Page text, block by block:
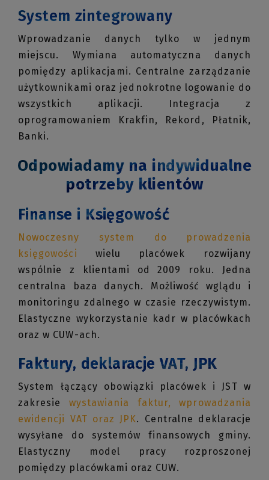
System zintegrowany
Wprowadzanie danych tylko w jednym
miejscu. Wymiana automatyczna danych
pomiędzy aplikacjami. Centralne zarządzanie
użytkownikami oraz jednokrotne logowanie do
wszystkich aplikacji. Integracja z
oprogramowaniem Krakfin, Rekord, Płatnik,
Banki.
Odpowiadamy na indywidualne
potrzeby klientów
Finanse i Księgowość
Nowoczesny system do prowadzenia
księgowości wielu placówek rozwijany
wspólnie z klientami od 2009 roku. Jedna
centralna baza danych. Możliwość wglądu i
monitoringu zdalnego w czasie rzeczywistym.
Elastyczne wykorzystanie kadr w placówkach
oraz w CUW-ach.
Faktury, deklaracje VAT, JPK
System łączący obowiązki placówek i JST w
zakresie wystawiania faktur, wprowadzania
ewidencji VAT oraz JPK. Centralne deklaracje
wysyłane do systemów finansowych gminy.
Elastyczny model pracy rozproszonej
pomiędzy placówkami oraz CUW.